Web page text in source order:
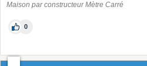
Maison par constructeur Mètre Carré
0